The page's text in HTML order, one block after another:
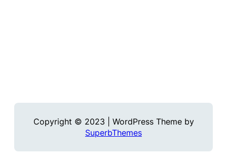
Copyright © 2023 | WordPress Theme by
SuperbThemes